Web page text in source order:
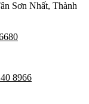
Sơn Nhất, Thành
8966